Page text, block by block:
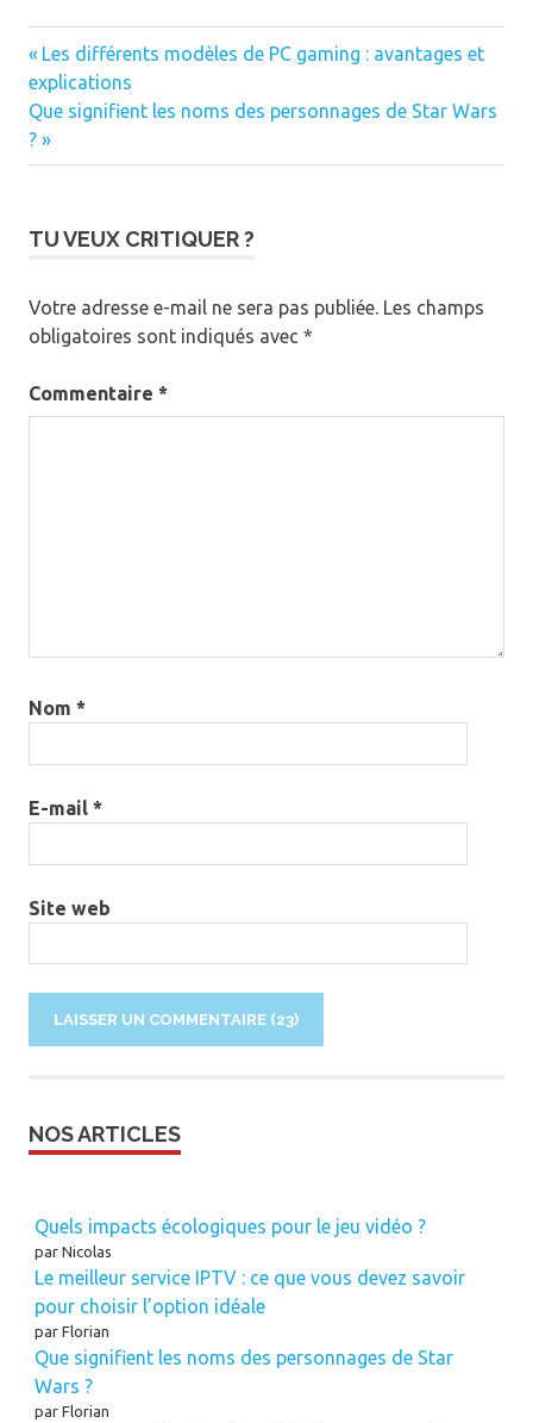
Navigation
de
l’article
Article
précédent
:
Les différents modèles de PC gaming : avantages et
explications
Article
suivant
:
Que signifient les noms des personnages de Star Wars
?
TU VEUX CRITIQUER ?
Votre adresse e-mail ne sera pas publiée. Les champs
obligatoires sont indiqués avec *
Commentaire *
Nom *
E-mail *
Site web
NOS ARTICLES
Quels impacts écologiques pour le jeu vidéo ?
par Nicolas
Le meilleur service IPTV : ce que vous devez savoir
pour choisir l’option idéale
par Florian
Que signifient les noms des personnages de Star
Wars ?
par Florian